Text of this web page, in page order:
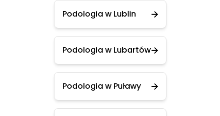
Podologia w Lublin
Podologia w Lubartów
Podologia w Puławy